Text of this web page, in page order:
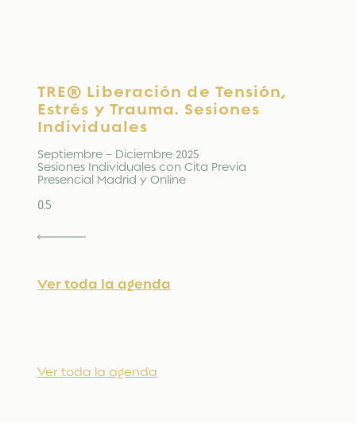
TRE® Liberación de Tensión,
Estrés y Trauma. Sesiones
Individuales
Septiembre – Diciembre 2025
Sesiones Individuales con Cita Previa
Presencial Madrid y Online
Ver toda la agenda
Ver toda la agenda